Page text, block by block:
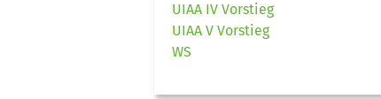
UIAA IV Vorstieg
UIAA V Vorstieg
WS